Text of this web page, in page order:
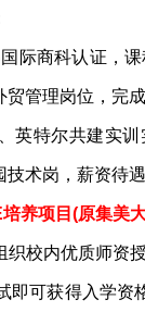
商科认证，课
管理岗位，完
特尔共建实训
术岗，薪资待
养项目(原集美
校内优质师资
可获得入学资